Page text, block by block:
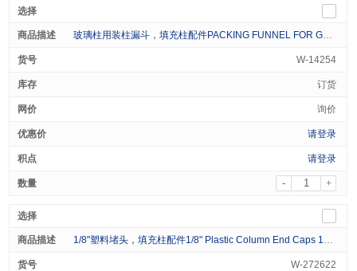
玻璃柱用装柱漏斗，填充柱配件PACKING FUNNEL FOR GLASS COLUMN
W-14254
订货
询价
请登录
请登录
- +
1/8"塑料堵头，填充柱配件1/8" Plastic Column End Caps 100/pk
W-272622